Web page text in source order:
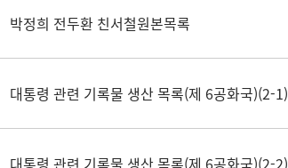
박정희 전두환 친서철원본목록
대통령 관련 기록물 생산 목록(제 6공화국)(2-1)
대통령 관련 기록물 생산 목록(제 6공화국)(2-2)